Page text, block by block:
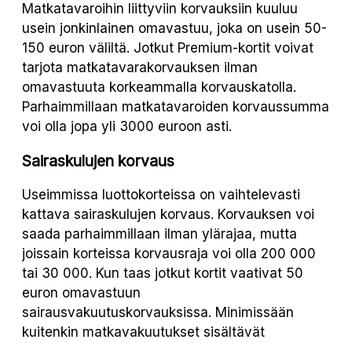
Matkatavaroihin liittyviin korvauksiin kuuluu
usein jonkinlainen omavastuu, joka on usein 50-
150 euron väliltä. Jotkut Premium-kortit voivat
tarjota matkatavarakorvauksen ilman
omavastuuta korkeammalla korvauskatolla.
Parhaimmillaan matkatavaroiden korvaussumma
voi olla jopa yli 3000 euroon asti.
Sairaskulujen korvaus
Useimmissa luottokorteissa on vaihtelevasti
kattava sairaskulujen korvaus. Korvauksen voi
saada parhaimmillaan ilman ylärajaa, mutta
joissain korteissa korvausraja voi olla 200 000
tai 30 000. Kun taas jotkut kortit vaativat 50
euron omavastuun
sairausvakuutuskorvauksissa. Minimissään
kuitenkin matkavakuutukset sisältävät